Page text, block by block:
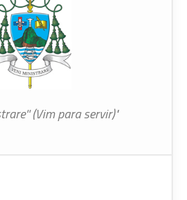
(Vim para servir)"